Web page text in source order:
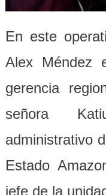
En este
Alex Méndez
gerencia
señora
administrativo
Estado
jefe de la